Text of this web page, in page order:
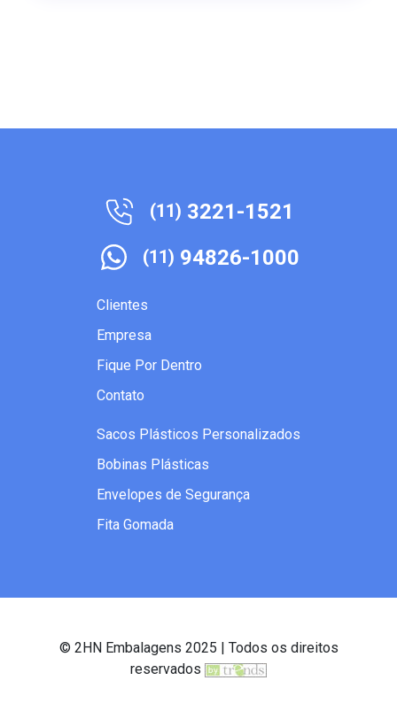
(11) 3221-1521
(11) 94826-1000
Clientes
Empresa
Fique Por Dentro
Contato
Sacos Plásticos Personalizados
Bobinas Plásticas
Envelopes de Segurança
Fita Gomada
© 2HN Embalagens 2025 | Todos os direitos
reservados